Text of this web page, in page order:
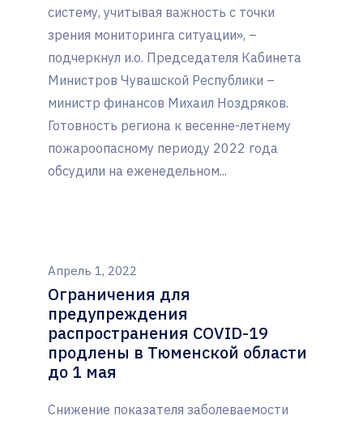
систему, учитывая важность с точки
зрения мониторинга ситуации», –
подчеркнул и.о. Председателя Кабинета
Министров Чувашской Республики –
министр финансов Михаил Ноздряков.
Готовность региона к весенне-летнему
пожароопасному периоду 2022 года
обсудили на еженедельном...
Апрель 1, 2022
Ограничения для
предупреждения
распространения COVID-19
продлены в Тюменской области
до 1 мая
Снижение показателя заболеваемости